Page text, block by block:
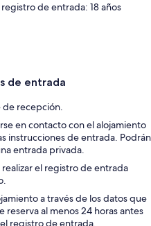
de entrada: 18 años
de entrada
de recepción.
en contacto con el alojamiento
instrucciones de entrada. Podrán
entrada privada.
el registro de entrada
a través de los datos que
al menos 24 horas antes
registro de entrada.